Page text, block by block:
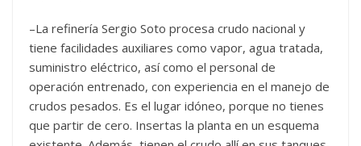
–La refinería Sergio Soto procesa crudo nacional y
tiene facilidades auxiliares como vapor, agua tratada,
suministro eléctrico, así como el personal de
operación entrenado, con experiencia en el manejo de
crudos pesados. Es el lugar idóneo, porque no tienes
que partir de cero. Insertas la planta en un esquema